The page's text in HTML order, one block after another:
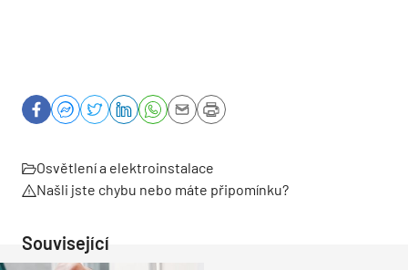
Osvětlení a elektroinstalace
Našli jste chybu nebo máte připomínku?
Související